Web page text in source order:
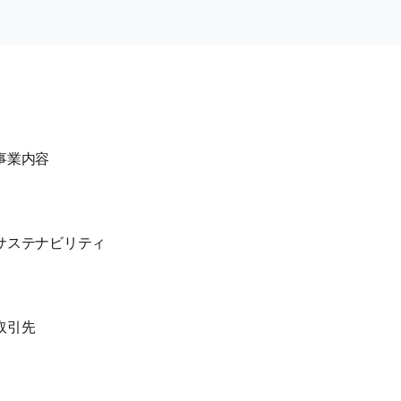
業内容
ステナビリティ
引先